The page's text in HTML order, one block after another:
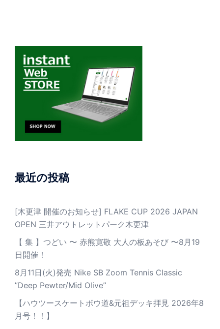
最近の投稿
[木更津 開催のお知らせ] FLAKE CUP 2026 JAPAN
OPEN 三井アウトレットパーク木更津
【 集 】つどい 〜 赤熊寛敬 大人の板あそび 〜8月19
日開催！
8月11日(火)発売 Nike SB Zoom Tennis Classic
”Deep Pewter/Mid Olive”
【ハウツースケートボウ道&元祖デッキ拝見 2026年8
月号！！】